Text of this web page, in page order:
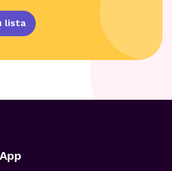
lista